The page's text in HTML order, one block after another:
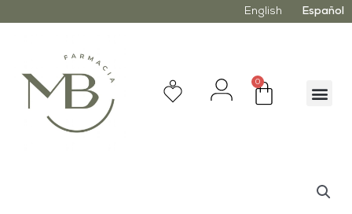
English Español
0